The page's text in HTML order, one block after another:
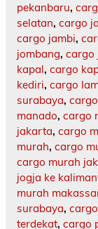
pekanbaru,
selatan, cargo
cargo jambi,
jombang, cargo
kapal, cargo
kediri, cargo
surabaya,
manado, cargo
jakarta, cargo
murah, cargo
cargo murah
jogja ke
murah
surabaya,
terdekat, cargo